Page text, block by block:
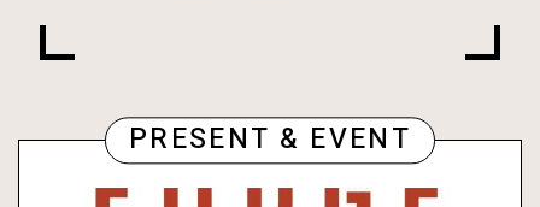
PRESENT & EVENT